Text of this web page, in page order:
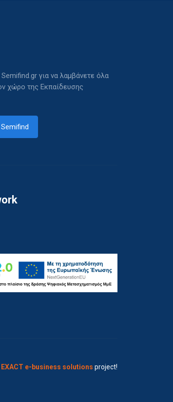
για να λαμβάνετε όλα
χώρο της Εκπαίδευσης
EXACT e-business solutions project!